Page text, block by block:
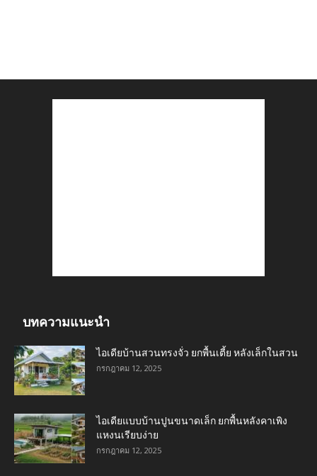
บทความแนะนำ
ไอเดียบ้านสวนทรงจั่ว ยกพื้นเตี้ย หลังเล็กในสวน
กรกฎาคม 12, 2025
ไอเดียแบบบ้านปูนขนาดเล็ก ยกพื้นหลังคาเพิง
แหงนเรียบง่าย
กรกฎาคม 12, 2025